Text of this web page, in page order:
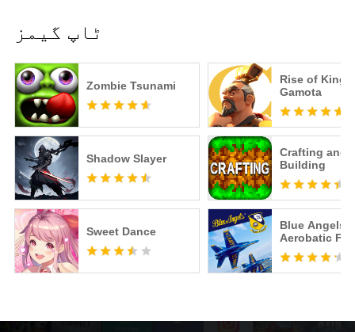
ٹاپ گیمز
Zombie Tsunami
Shadow Slayer
Sweet Dance
Rise of
Gamota
Crafting and
Building
Blue Angels:
Aerobatic